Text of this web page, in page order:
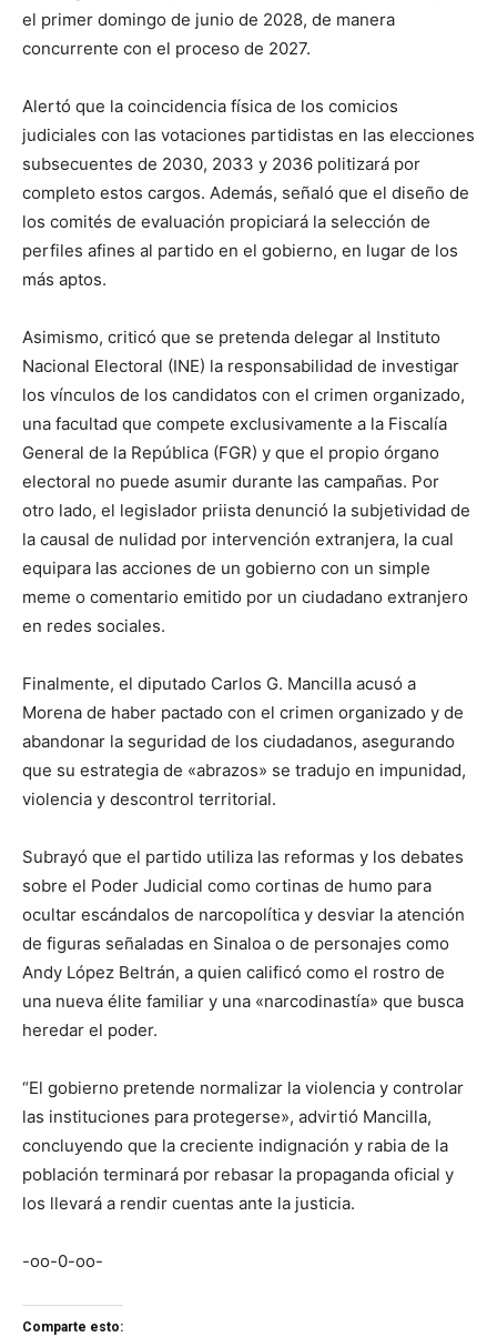
el primer domingo de junio de 2028, de manera
concurrente con el proceso de 2027.
Alertó que la coincidencia física de los comicios
judiciales con las votaciones partidistas en las elecciones
subsecuentes de 2030, 2033 y 2036 politizará por
completo estos cargos. Además, señaló que el diseño de
los comités de evaluación propiciará la selección de
perfiles afines al partido en el gobierno, en lugar de los
más aptos.
Asimismo, criticó que se pretenda delegar al Instituto
Nacional Electoral (INE) la responsabilidad de investigar
los vínculos de los candidatos con el crimen organizado,
una facultad que compete exclusivamente a la Fiscalía
General de la República (FGR) y que el propio órgano
electoral no puede asumir durante las campañas. Por
otro lado, el legislador priista denunció la subjetividad de
la causal de nulidad por intervención extranjera, la cual
equipara las acciones de un gobierno con un simple
meme o comentario emitido por un ciudadano extranjero
en redes sociales.
Finalmente, el diputado Carlos G. Mancilla acusó a
Morena de haber pactado con el crimen organizado y de
abandonar la seguridad de los ciudadanos, asegurando
que su estrategia de «abrazos» se tradujo en impunidad,
violencia y descontrol territorial.
Subrayó que el partido utiliza las reformas y los debates
sobre el Poder Judicial como cortinas de humo para
ocultar escándalos de narcopolítica y desviar la atención
de figuras señaladas en Sinaloa o de personajes como
Andy López Beltrán, a quien calificó como el rostro de
una nueva élite familiar y una «narcodinastía» que busca
heredar el poder.
“El gobierno pretende normalizar la violencia y controlar
las instituciones para protegerse», advirtió Mancilla,
concluyendo que la creciente indignación y rabia de la
población terminará por rebasar la propaganda oficial y
los llevará a rendir cuentas ante la justicia.
-oo-0-oo-
Comparte esto: